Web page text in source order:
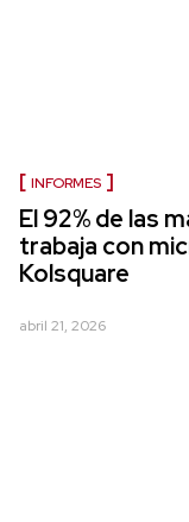
INFORMES
El 92% de las
trabaja con
Kolsquare
abril 21, 2026